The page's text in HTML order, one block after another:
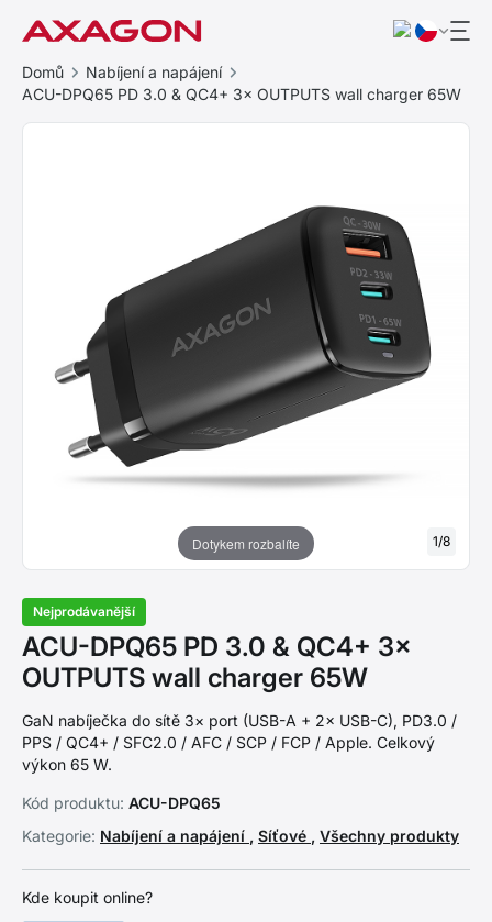
Domů
Nabíjení a napájení
ACU-DPQ65 PD 3.0 & QC4+ 3× OUTPUTS wall charger 65W
Dotykem rozbalíte 1/8
Nejprodávanější
ACU-DPQ65 PD 3.0 & QC4+ 3×
OUTPUTS wall charger 65W
GaN nabíječka do sítě 3× port (USB-A + 2× USB-C), PD3.0 /
PPS / QC4+ / SFC2.0 / AFC / SCP / FCP / Apple. Celkový
výkon 65 W.
Kód produktu: ACU-DPQ65
Kategorie: Nabíjení a napájení , Síťové , Všechny produkty
Kde koupit online?